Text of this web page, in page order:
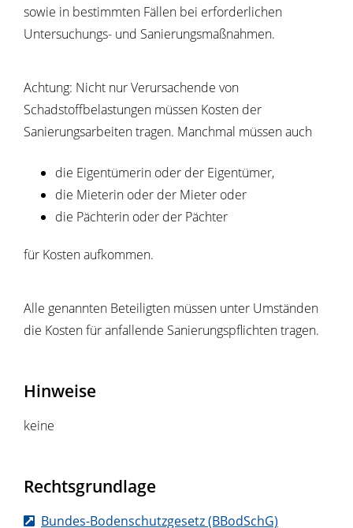
sowie in bestimmten Fällen bei erforderlichen
Untersuchungs- und Sanierungsmaßnahmen.
Achtung: Nicht nur Verursachende von
Schadstoffbelastungen müssen Kosten der
Sanierungsarbeiten tragen. Manchmal müssen auch
die Eigentümerin oder der Eigentümer,
die Mieterin oder der Mieter oder
die Pächterin oder der Pächter
für Kosten aufkommen.
Alle genannten Beteiligten müssen unter Umständen
die Kosten für anfallende Sanierungspflichten tragen.
Hinweise
keine
Rechtsgrundlage
Bundes-Bodenschutzgesetz (BBodSchG)